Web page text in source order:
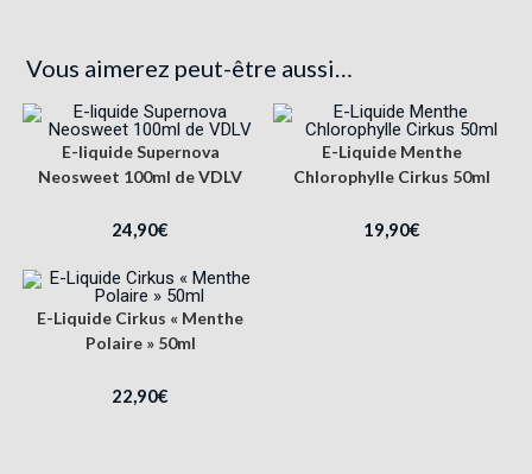
Vous aimerez peut-être aussi…
E-liquide Supernova
Neosweet 100ml de VDLV
24,90€
E-Liquide Menthe
Chlorophylle Cirkus 50ml
19,90€
E-Liquide Cirkus « Menthe
Polaire » 50ml
22,90€